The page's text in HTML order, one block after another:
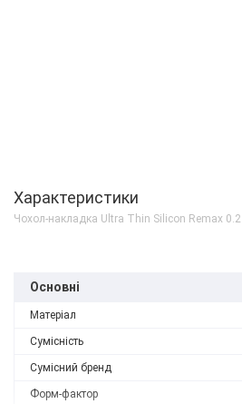
Характеристики
Чохол-накладка Ultra Thin Silicon Remax
Основні
Матеріал
Сумісність
Сумісний бренд
Форм-фактор